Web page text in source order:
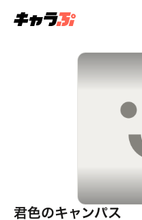
君色のキャンパス